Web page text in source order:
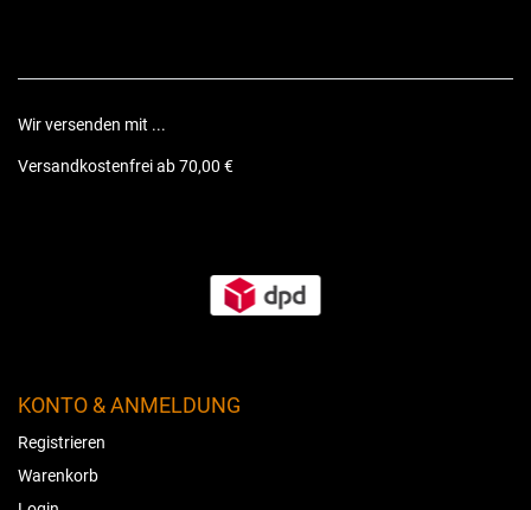
Wir versenden mit ...
Versandkostenfrei ab 70,00 €
KONTO & ANMELDUNG
Registrieren
Warenkorb